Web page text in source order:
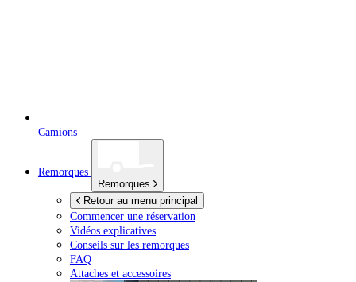
Camions
Remorques
Remorques
Retour au menu principal
Commencer une réservation
Vidéos explicatives
Conseils sur les remorques
FAQ
Attaches et accessoires